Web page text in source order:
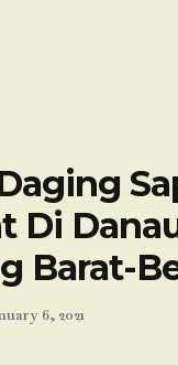
Di
Barat-
6, 2021